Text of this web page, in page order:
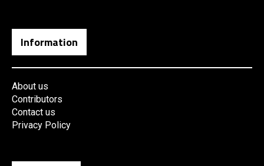
Information
About us
Contributors
Contact us
Privacy Policy